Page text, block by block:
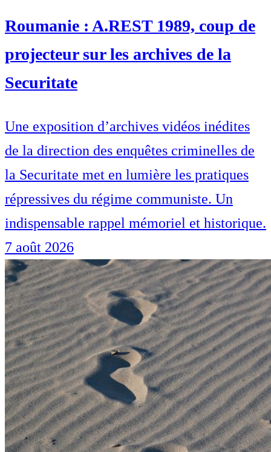
Roumanie : A.REST 1989, coup de
projecteur sur les archives de la
Securitate
Une exposition d’archives vidéos inédites
de la direction des enquêtes criminelles de
la Securitate met en lumière les pratiques
répressives du régime communiste. Un
indispensable rappel mémoriel et historique.
7 août 2026